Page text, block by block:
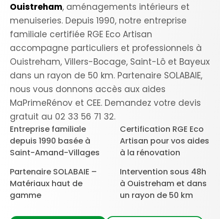
Ouistreham, aménagements intérieurs et
menuiseries. Depuis 1990, notre entreprise
familiale certifiée RGE Eco Artisan
accompagne particuliers et professionnels à
Ouistreham, Villers-Bocage, Saint-Lô et Bayeux
dans un rayon de 50 km. Partenaire SOLABAIE,
nous vous donnons accès aux aides
MaPrimeRénov et CEE. Demandez votre devis
gratuit au 02 33 56 71 32.
Entreprise familiale
depuis 1990 basée à
Saint-Amand-Villages
Certification RGE Eco
Artisan pour vos aides
à la rénovation
Partenaire SOLABAIE –
Matériaux haut de
gamme
Intervention sous 48h
à Ouistreham et dans
un rayon de 50 km